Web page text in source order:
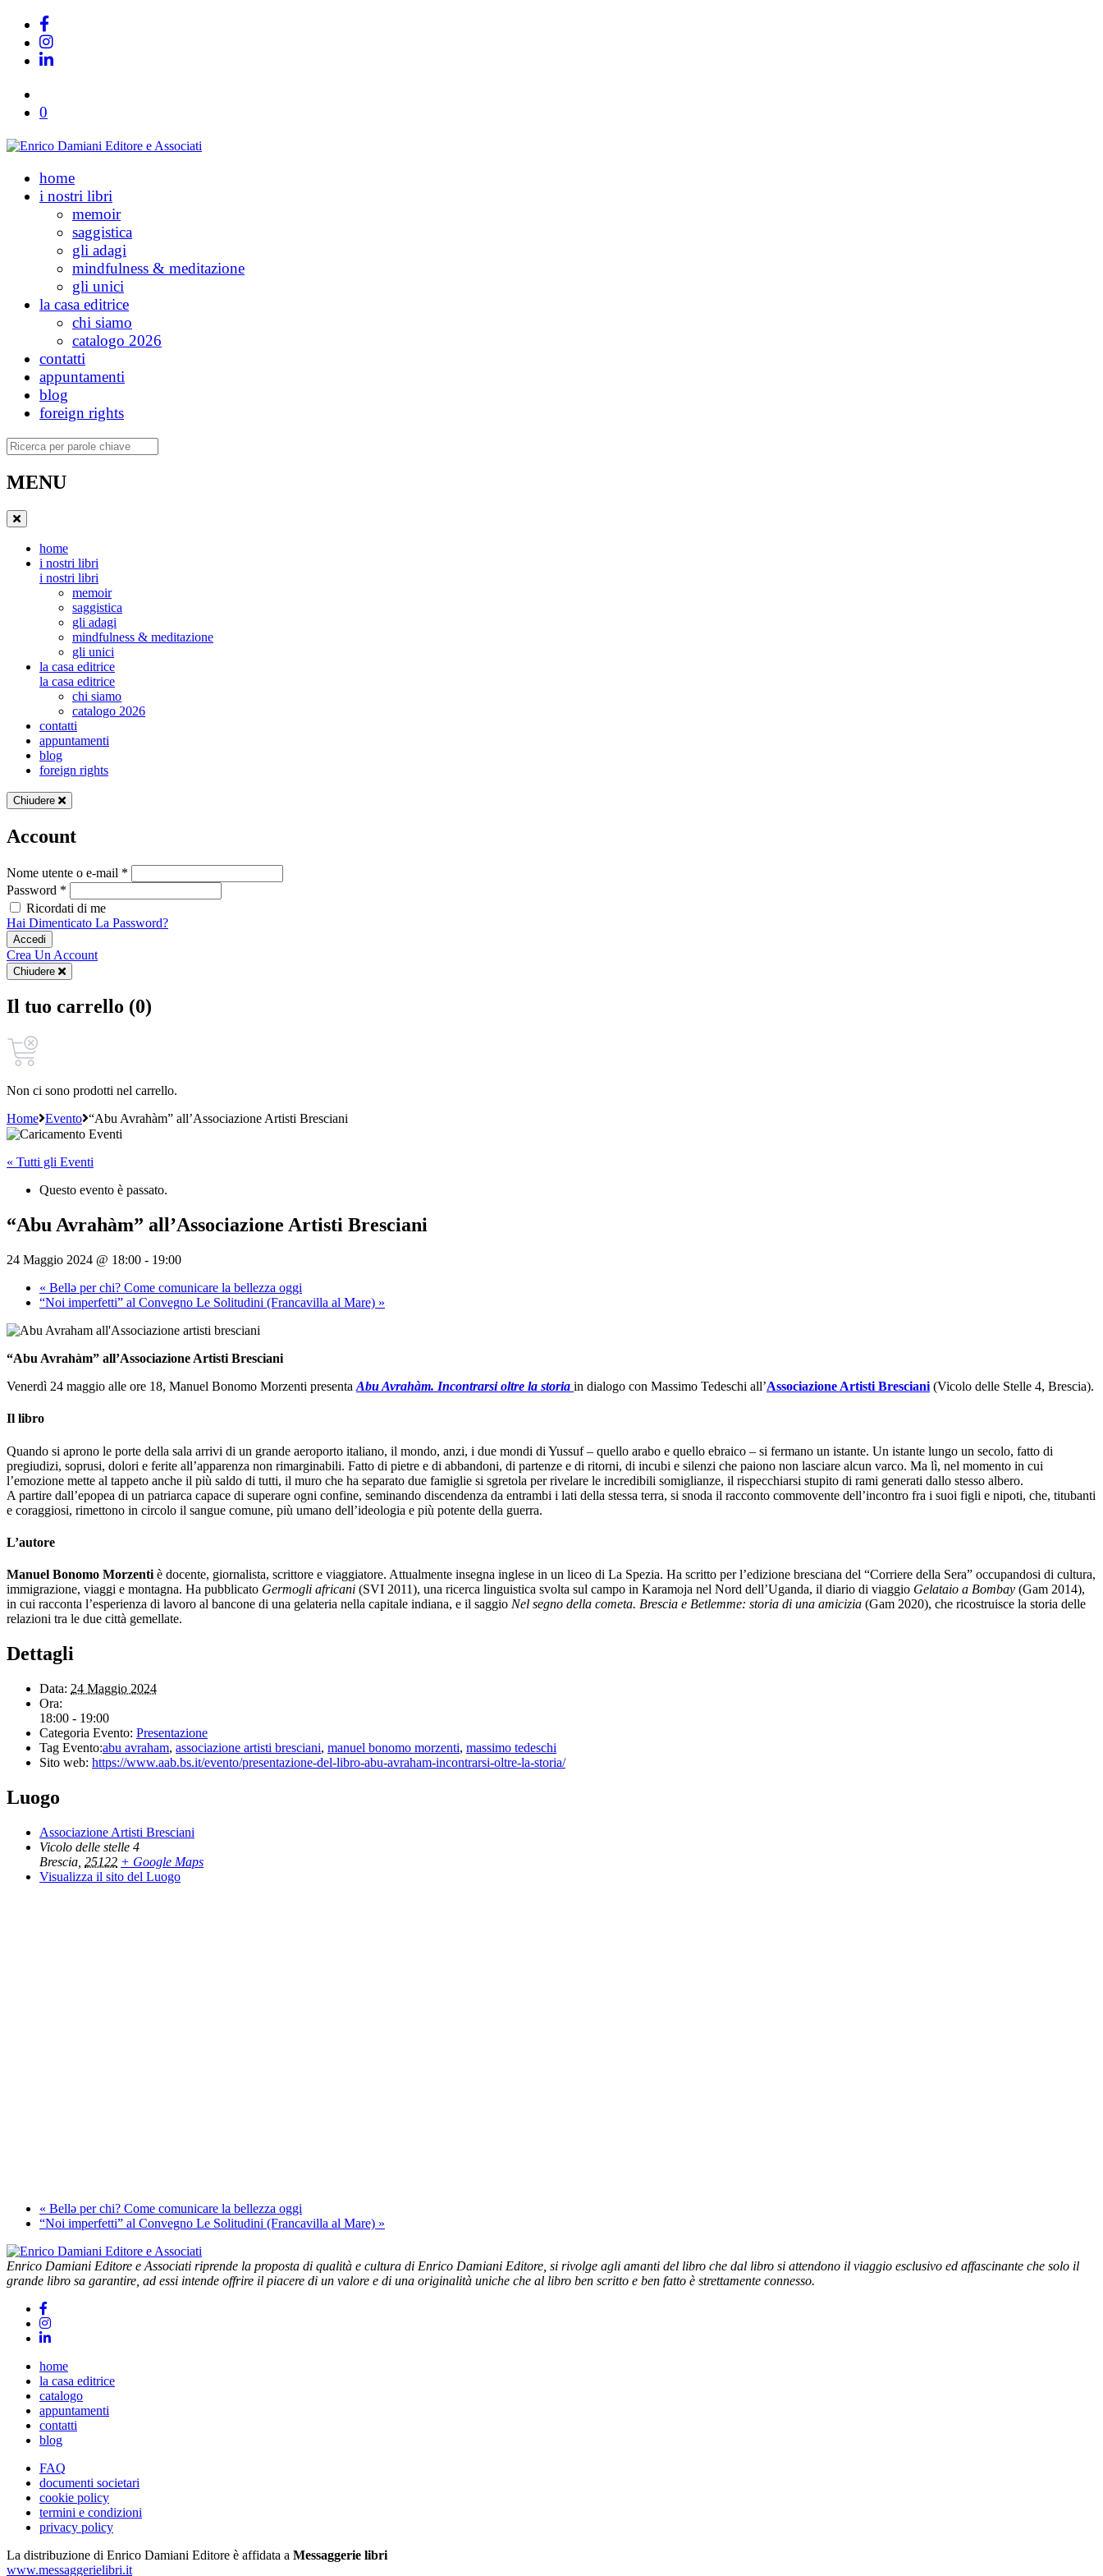
0
home
i nostri libri
memoir
saggistica
gli adagi
mindfulness & meditazione
gli unici
la casa editrice
chi siamo
catalogo 2026
contatti
appuntamenti
blog
foreign rights
Ricerca
MENU
home
i nostri libri
i nostri libri
memoir
saggistica
gli adagi
mindfulness & meditazione
gli unici
la casa editrice
la casa editrice
chi siamo
catalogo 2026
contatti
appuntamenti
blog
foreign rights
Chiudere
Account
Nome utente o e-mail *
Password *
Ricordati di me
Hai Dimenticato La Password?
Accedi
Crea Un Account
Chiudere
Il tuo carrello (0)
Non ci sono prodotti nel carrello.
Home Evento “Abu Avrahàm” all’Associazione Artisti Bresciani
« Tutti gli Eventi
Questo evento è passato.
“Abu Avrahàm” all’Associazione Artisti Bresciani
24 Maggio 2024 @ 18:00 - 19:00
« Bellə per chi? Come comunicare la bellezza oggi
“Noi imperfetti” al Convegno Le Solitudini (Francavilla al Mare) »
“Abu Avrahàm” all’Associazione Artisti Bresciani
Venerdì 24 maggio alle ore 18, Manuel Bonomo Morzenti presenta Abu Avrahàm. Incontrarsi oltre la storia in dialogo con Massimo Tedeschi all’Associazione Artisti Bresciani (Vicolo delle Stelle 4, Brescia).
Il libro
Quando si aprono le porte della sala arrivi di un grande aeroporto italiano, il mondo, anzi, i due mondi di Yussuf – quello arabo e quello ebraico – si fermano un istante. Un istante lungo un secolo, fatto di
pregiudizi, soprusi, dolori e ferite all’apparenza non rimarginabili. Fatto di pietre e di abbandoni, di partenze e di ritorni, di incubi e silenzi che paiono non lasciare alcun varco. Ma lì, nel momento in cui
l’emozione mette al tappeto anche il più saldo di tutti, il muro che ha separato due famiglie si sgretola per rivelare le incredibili somiglianze, il rispecchiarsi stupito di rami generati dallo stesso albero.
A partire dall’epopea di un patriarca capace di superare ogni confine, seminando discendenza da entrambi i lati della stessa terra, si snoda il racconto commovente dell’incontro fra i suoi figli e nipoti, che, titubanti
e coraggiosi, rimettono in circolo il sangue comune, più umano dell’ideologia e più potente della guerra.
L’autore
Manuel Bonomo Morzenti è docente, giornalista, scrittore e viaggiatore. Attualmente insegna inglese in un liceo di La Spezia. Ha scritto per l’edizione bresciana del “Corriere della Sera” occupandosi di cultura,
immigrazione, viaggi e montagna. Ha pubblicato Germogli africani (SVI 2011), una ricerca linguistica svolta sul campo in Karamoja nel Nord dell’Uganda, il diario di viaggio Gelataio a Bombay (Gam 2014),
in cui racconta l’esperienza di lavoro al bancone di una gelateria nella capitale indiana, e il saggio Nel segno della cometa. Brescia e Betlemme: storia di una amicizia (Gam 2020), che ricostruisce la storia delle
relazioni tra le due città gemellate.
Dettagli
Data: 24 Maggio 2024
Ora:
18:00 - 19:00
Categoria Evento: Presentazione
Tag Evento:abu avraham, associazione artisti bresciani, manuel bonomo morzenti, massimo tedeschi
Sito web: https://www.aab.bs.it/evento/presentazione-del-libro-abu-avraham-incontrarsi-oltre-la-storia/
Luogo
Associazione Artisti Bresciani
Vicolo delle stelle 4
Brescia 25122 + Google Maps
Visualizza il sito del Luogo
« Bellə per chi? Come comunicare la bellezza oggi
“Noi imperfetti” al Convegno Le Solitudini (Francavilla al Mare) »
Enrico Damiani Editore e Associati riprende la proposta di qualità e cultura di Enrico Damiani Editore, si rivolge agli amanti del libro che dal libro si attendono il viaggio esclusivo ed affascinante che solo il
grande libro sa garantire, ad essi intende offrire il piacere di un valore e di una originalità uniche che al libro ben scritto e ben fatto è strettamente connesso.
home
la casa editrice
catalogo
appuntamenti
contatti
blog
FAQ
documenti societari
cookie policy
termini e condizioni
privacy policy
La distribuzione di Enrico Damiani Editore è affidata a Messaggerie libri
www.messaggerielibri.it